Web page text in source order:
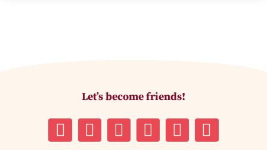
Let’s become friends!